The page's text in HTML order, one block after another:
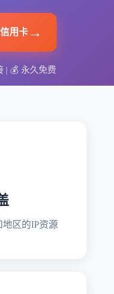
用卡→
| 💰 永久免费
地区的IP资源